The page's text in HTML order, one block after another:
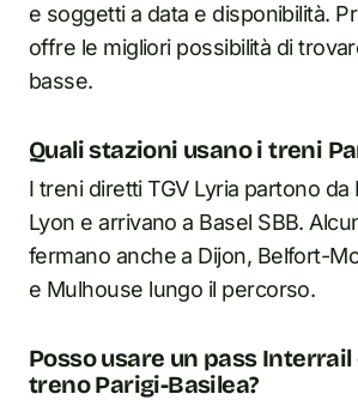
e soggetti a data e disponibilità.
offre le migliori possibilità di
basse.
Quali stazioni usano i treni
I treni diretti TGV Lyria partono da
Lyon e arrivano a Basel SBB.
fermano anche a Dijon, Belfort-
e Mulhouse lungo il percorso.
Posso usare un pass Interrail
treno Parigi-Basilea?